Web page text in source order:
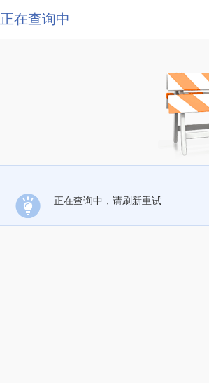
正在查询中
正在查询中，请刷新重试